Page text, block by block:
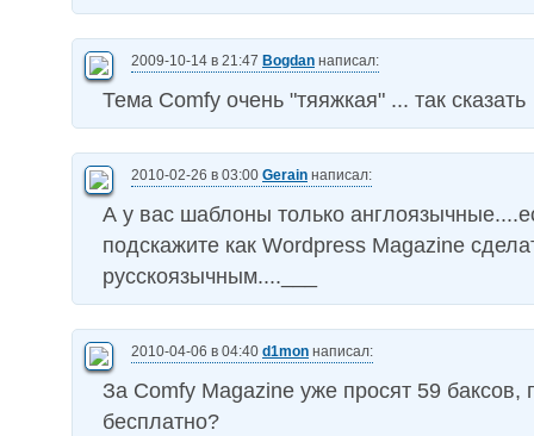
2009-10-14 в 21:47 Bogdan написал:
Тема Comfy очень "тяяжкая" ... так сказать
2010-02-26 в 03:00 Gerain написал:
А у вас шаблоны только
подскажите как Wordpress Magazine
русскоязычным....___
2010-04-06 в 04:40 d1mon написал:
За Comfy Magazine уже просят 59 баксов,
бесплатно?